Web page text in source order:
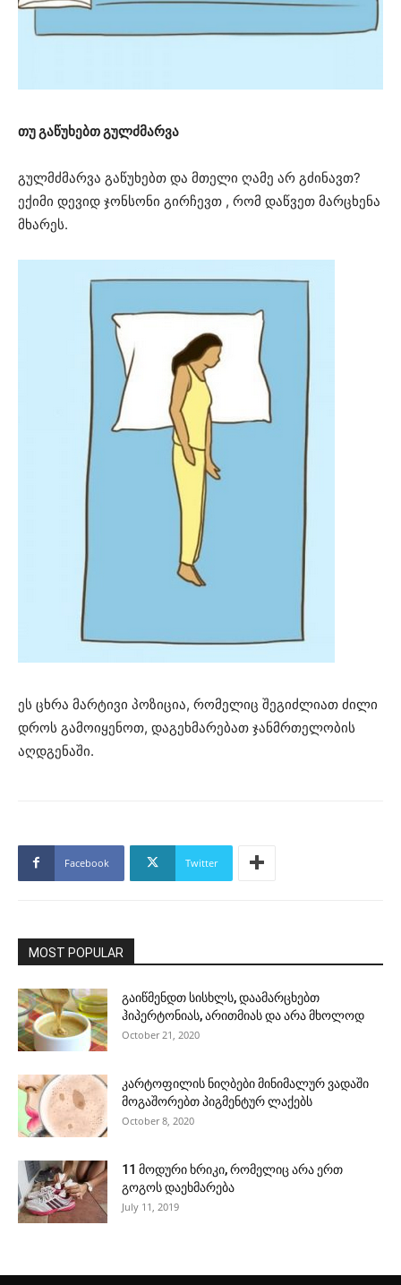
თუ გაწუხებთ გულძმარვა
გულმძმარვა გაწუხებთ და მთელი ღამე არ გძინავთ?
ექიმი დევიდ ჯონსონი გირჩევთ , რომ დაწვეთ მარცხენა
მხარეს.
ეს ცხრა მარტივი პოზიცია, რომელიც შეგიძლიათ ძილი
დროს გამოიყენოთ, დაგეხმარებათ ჯანმრთელობის
აღდგენაში.
Facebook Twitter
MOST POPULAR
გაიწმენდთ სისხლს, დაამარცხებთ
ჰიპერტონიას, არითმიას და არა მხოლოდ
October 21, 2020
კარტოფილის ნიღბები მინიმალურ ვადაში
მოგაშორებთ პიგმენტურ ლაქებს
October 8, 2020
11 მოდური ხრიკი, რომელიც არა ერთ
გოგოს დაეხმარება
July 11, 2019